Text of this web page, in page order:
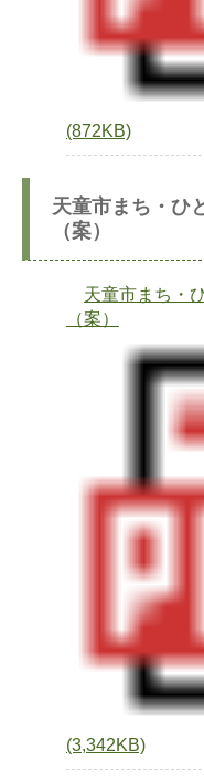
(872KB)
天童市まち・ひ
（案）
天童市まち・
（案）
(3,342KB)